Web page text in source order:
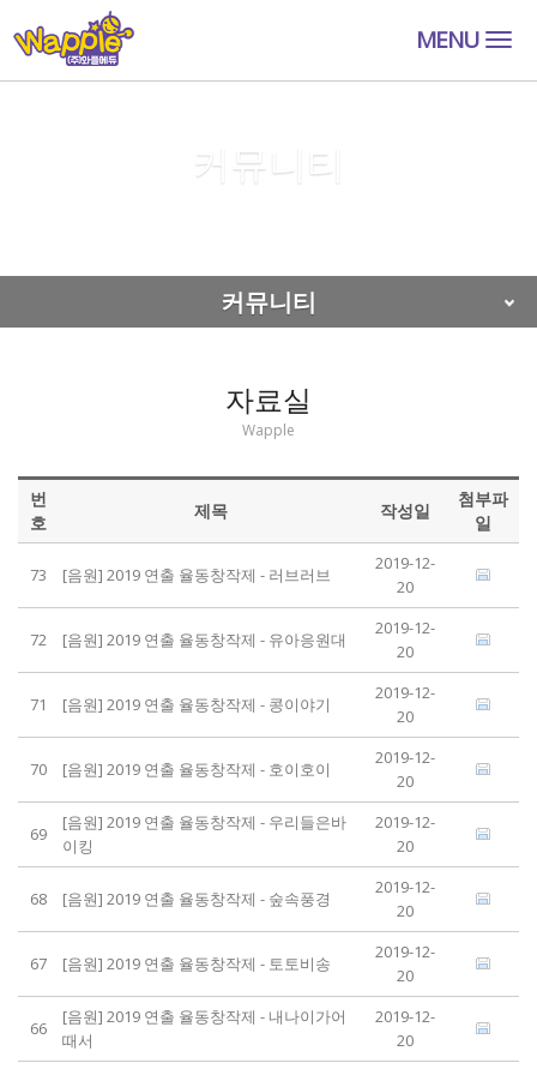
MENU
커뮤니티
커뮤니티
자료실
Wapple
번
호
제목 작성일
첨부파
일
73 [음원] 2019 연출 율동창작제 - 러브러브
2019-12-
20
72 [음원] 2019 연출 율동창작제 - 유아응원대
2019-12-
20
71 [음원] 2019 연출 율동창작제 - 콩이야기
2019-12-
20
70 [음원] 2019 연출 율동창작제 - 호이호이
2019-12-
20
69
[음원] 2019 연출 율동창작제 - 우리들은바
이킹
2019-12-
20
68 [음원] 2019 연출 율동창작제 - 숲속풍경
2019-12-
20
67 [음원] 2019 연출 율동창작제 - 토토비송
2019-12-
20
66
[음원] 2019 연출 율동창작제 - 내나이가어
때서
2019-12-
20